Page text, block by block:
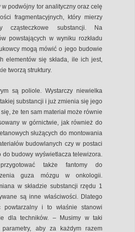
podwójny tor analityczny oraz celę
fragmentacyjnych, który mierzy
cząsteczkowe substancji. Na
powstających w wyniku rozkładu
mogą mówić o jego budowie
elementów się składa, ile ich jest,
tworzą struktury.
są poliole. Wystarczy niewielka
substancji i już zmienia się jego
że ten sam materiał może równie
w górnictwie, jak również do
służących do montowania
budowlanych czy w postaci
budowy wyświetlacza telewizora.
także fantomy do
guza mózgu w onkologii.
w składzie substancji rzędu 1
są inne właściwości. Dlatego
powtarzalny i to właśnie stanowi
dla techników. – Musimy w taki
parametry, aby za każdym razem